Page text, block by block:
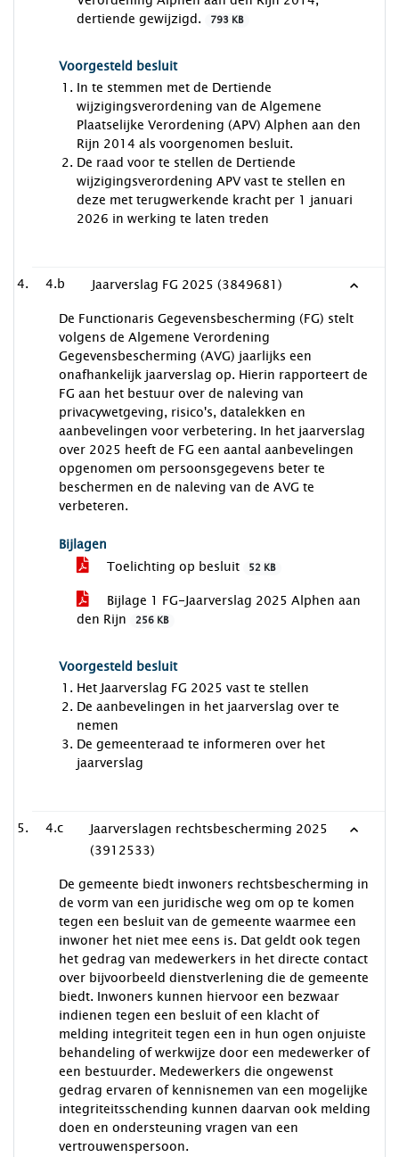
dertiende gewijzigd.
793 KB
Voorgesteld besluit
In te stemmen met de Dertiende
wijzigingsverordening van de Algemene
Plaatselijke Verordening (APV) Alphen aan den
Rijn 2014 als voorgenomen besluit.
De raad voor te stellen de Dertiende
wijzigingsverordening APV vast te stellen en
deze met terugwerkende kracht per 1 januari
2026 in werking te laten treden
4.b
Jaarverslag FG 2025 (3849681)
De Functionaris Gegevensbescherming (FG) stelt
volgens de Algemene Verordening
Gegevensbescherming (AVG) jaarlijks een
onafhankelijk jaarverslag op. Hierin rapporteert de
FG aan het bestuur over de naleving van
privacywetgeving, risico's, datalekken en
aanbevelingen voor verbetering. In het jaarverslag
over 2025 heeft de FG een aantal aanbevelingen
opgenomen om persoonsgegevens beter te
beschermen en de naleving van de AVG te
verbeteren.
Bijlagen
Toelichting op besluit
52 KB
Bijlage 1 FG-Jaarverslag 2025 Alphen aan
den Rijn
256 KB
Voorgesteld besluit
Het Jaarverslag FG 2025 vast te stellen
De aanbevelingen in het jaarverslag over te
nemen
De gemeenteraad te informeren over het
jaarverslag
4.c
Jaarverslagen rechtsbescherming 2025
(3912533)
De gemeente biedt inwoners rechtsbescherming in
de vorm van een juridische weg om op te komen
tegen een besluit van de gemeente waarmee een
inwoner het niet mee eens is. Dat geldt ook tegen
het gedrag van medewerkers in het directe contact
over bijvoorbeeld dienstverlening die de gemeente
biedt. Inwoners kunnen hiervoor een bezwaar
indienen tegen een besluit of een klacht of
melding integriteit tegen een in hun ogen onjuiste
behandeling of werkwijze door een medewerker of
een bestuurder. Medewerkers die ongewenst
gedrag ervaren of kennisnemen van een mogelijke
integriteitsschending kunnen daarvan ook melding
doen en ondersteuning vragen van een
vertrouwenspersoon.